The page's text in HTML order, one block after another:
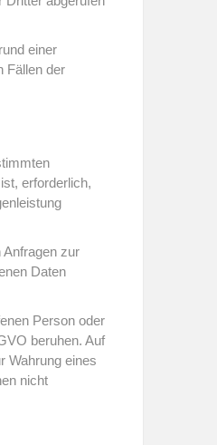
einer
Fällen der
erforderlich,
zur
Daten
Person oder
beruhen. Auf
Wahrung eines
nicht